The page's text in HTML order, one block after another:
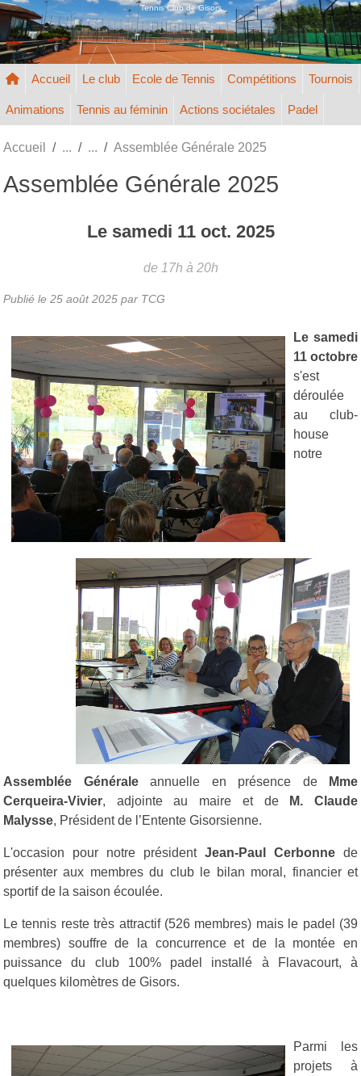
Tennis Club de Gisors
Accueil Le club Ecole de Tennis Compétitions Tournois
Animations Tennis au féminin Actions sociétales Padel
Accueil Assemblée Générale 2025
Assemblée Générale 2025
Le samedi 11 oct. 2025
de 17h à 20h
Publié le 25 août 2025 par TCG
Le samedi
11 octobre
s'est
déroulée
au club-
house
notre
Assemblée Généraleannuelle en présence de
Mme
Cerqueira-Vivier, adjointe au maire et de
M. Claude
Malysse, Président de l’Entente Gisorsienne.
L'occasion pour notre président Jean-Paul Cerbonne de
présenter aux membres du club le bilan moral, financier et
sportif de la saison écoulée.
Le tennis reste très attractif (526 membres) mais le padel (39
membres) souffre de la concurrence et de la montée en
puissance du club 100% padel installé à Flavacourt, à
quelques kilomètres de Gisors.
Parmi les
projets à
Panneau de gestion des cookies